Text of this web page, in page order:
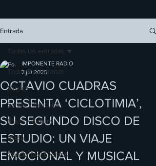
Entrada
Todas las entradas
Música
Series y Películas
Salud y Cultura
Moda
Conciertos/ Eventos
Todas las entradas
OCTAVIO CUADRAS
PRESENTA ‘CICLOTIMIA’,
SU SEGUNDO DISCO DE
ESTUDIO: UN VIAJE
EMOCIONAL Y MUSICAL
IMPONENTE RADIO
7 jul 2025